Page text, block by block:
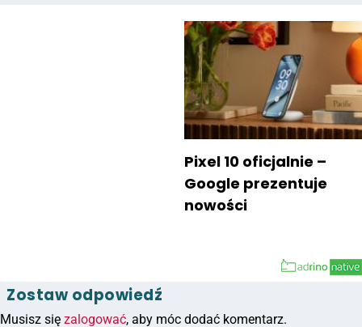
Pixel 10 oficjalnie –
Google prezentuje
nowości
Zostaw odpowiedź
Musisz się zalogować, aby móc dodać komentarz.